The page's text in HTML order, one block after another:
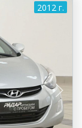
2012 г.